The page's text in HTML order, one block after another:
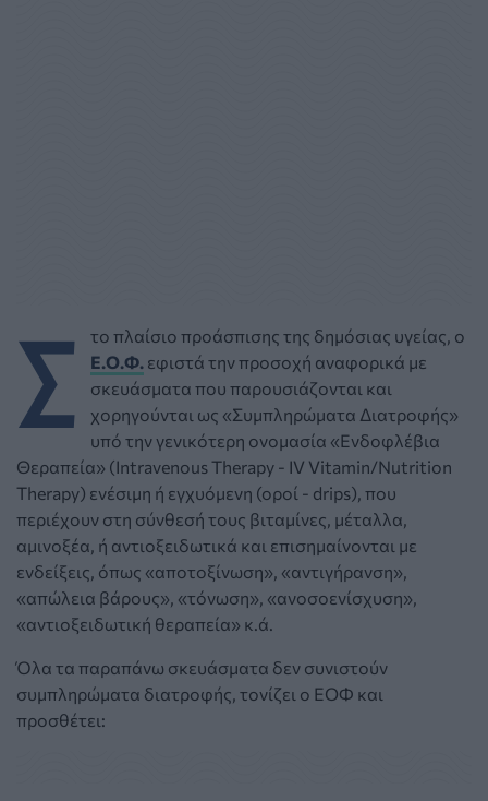
Σ
το πλαίσιο προάσπισης της δημόσιας υγείας, ο
Ε.Ο.Φ. εφιστά την προσοχή αναφορικά με
σκευάσματα που παρουσιάζονται και
χορηγούνται ως «Συμπληρώματα Διατροφής»
υπό την γενικότερη ονομασία «Ενδοφλέβια
Θεραπεία» (Ιntravenous Therapy - IV Vitamin/Nutrition
Therapy) ενέσιμη ή εγχυόμενη (οροί - drips), που
περιέχουν στη σύνθεσή τους βιταμίνες, μέταλλα,
αμινοξέα, ή αντιοξειδωτικά και επισημαίνονται με
ενδείξεις, όπως «αποτοξίνωση», «αντιγήρανση»,
«απώλεια βάρους», «τόνωση», «ανοσοενίσχυση»,
«αντιοξειδωτική θεραπεία» κ.ά.
Όλα τα παραπάνω σκευάσματα δεν συνιστούν
συμπληρώματα διατροφής, τονίζει ο ΕΟΦ και
προσθέτει: